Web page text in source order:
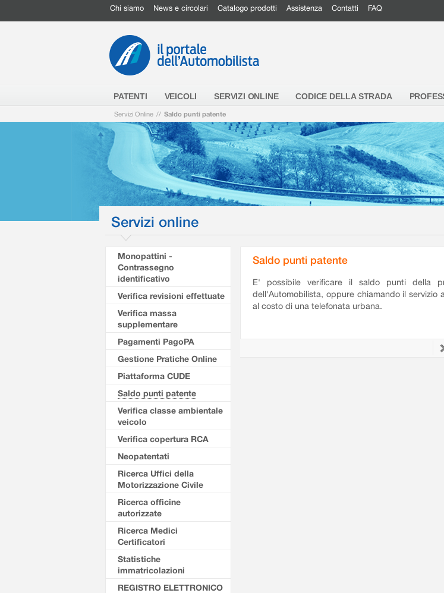
Chi siamo News e circolari Catalogo prodotti Assistenza Contatti FAQ
PATENTI VEICOLI SERVIZI ONLINE CODICE DELLA STRADA
Servizi Online // Saldo punti patente
Servizi online
Monopattini -
Contrassegno
identificativo
Verifica revisioni effettuate
Verifica massa
supplementare
Pagamenti PagoPA
Gestione Pratiche Online
Piattaforma CUDE
Saldo punti patente
Verifica classe ambientale
veicolo
Verifica copertura RCA
Neopatentati
Ricerca Uffici della
Motorizzazione Civile
Ricerca officine
autorizzate
Ricerca Medici
Certificatori
Statistiche
immatricolazioni
REGISTRO ELETTRONICO
Saldo punti patente
E' possibile verificare il saldo punti della
dell'Automobilista, oppure chiamando il servizio
al costo di una telefonata urbana.